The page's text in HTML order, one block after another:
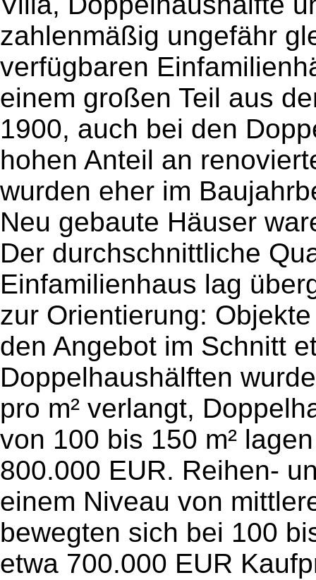
zahlenmäßig ungefähr
verfügbaren
einem großen Teil aus
1900, auch bei den
hohen Anteil an
wurden eher im
Neu gebaute Häuser
Der durchschnittliche
Einfamilienhaus lag
zur Orientierung:
den Angebot im Schnitt
Doppelhaushälften
pro m² verlangt,
von 100 bis 150 m²
800.000 EUR. Reihen-
einem Niveau von
bewegten sich bei 100
etwa 700.000 EUR